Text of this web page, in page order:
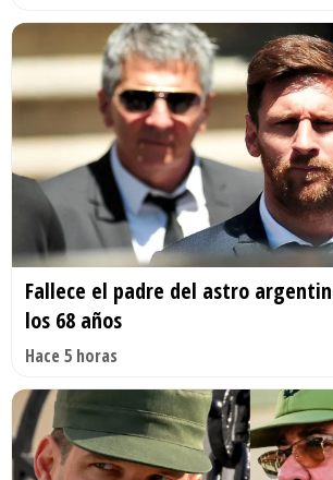
Fallece el padre del astro
los 68 años
Hace 5 horas